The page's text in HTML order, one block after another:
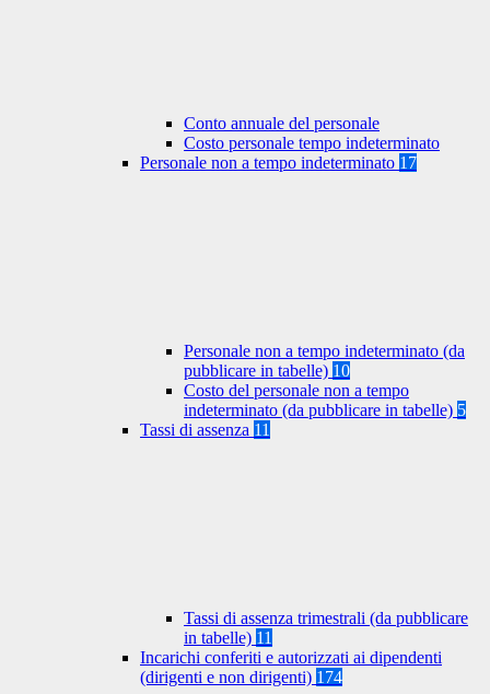
Conto annuale del personale
Costo personale tempo indeterminato
Personale non a tempo indeterminato 17
Personale non a tempo indeterminato (da
pubblicare in tabelle) 10
Costo del personale non a tempo
indeterminato (da pubblicare in tabelle) 5
Tassi di assenza 11
Tassi di assenza trimestrali (da pubblicare
in tabelle) 11
Incarichi conferiti e autorizzati ai dipendenti
(dirigenti e non dirigenti) 174